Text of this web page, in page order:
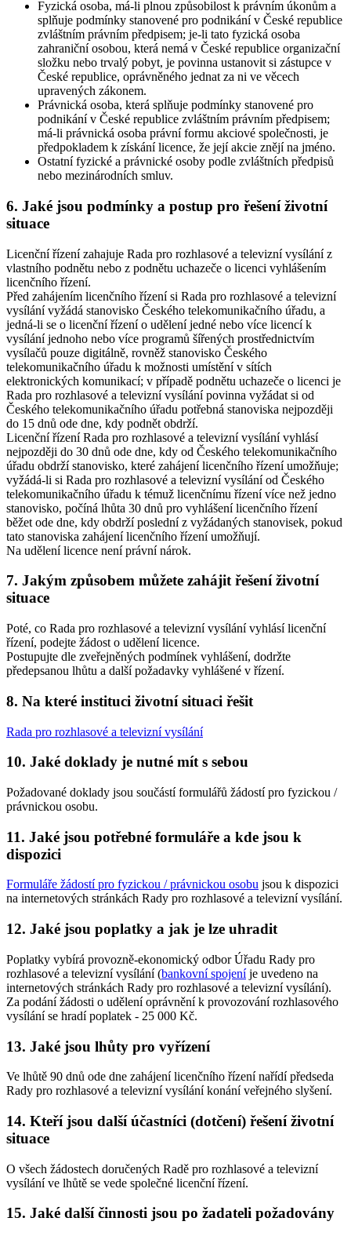
Fyzická osoba, má-li plnou způsobilost k právním úkonům a
splňuje podmínky stanovené pro podnikání v České republice
zvláštním právním předpisem; je-li tato fyzická osoba
zahraniční osobou, která nemá v České republice organizační
složku nebo trvalý pobyt, je povinna ustanovit si zástupce v
České republice, oprávněného jednat za ni ve věcech
upravených zákonem.
Právnická osoba, která splňuje podmínky stanovené pro
podnikání v České republice zvláštním právním předpisem;
má-li právnická osoba právní formu akciové společnosti, je
předpokladem k získání licence, že její akcie znějí na jméno.
Ostatní fyzické a právnické osoby podle zvláštních předpisů
nebo mezinárodních smluv.
6. Jaké jsou podmínky a postup pro řešení životní
situace
Licenční řízení zahajuje Rada pro rozhlasové a televizní vysílání z
vlastního podnětu nebo z podnětu uchazeče o licenci vyhlášením
licenčního řízení.
Před zahájením licenčního řízení si Rada pro rozhlasové a televizní
vysílání vyžádá stanovisko Českého telekomunikačního úřadu, a
jedná-li se o licenční řízení o udělení jedné nebo více licencí k
vysílání jednoho nebo více programů šířených prostřednictvím
vysílačů pouze digitálně, rovněž stanovisko Českého
telekomunikačního úřadu k možnosti umístění v sítích
elektronických komunikací; v případě podnětu uchazeče o licenci je
Rada pro rozhlasové a televizní vysílání povinna vyžádat si od
Českého telekomunikačního úřadu potřebná stanoviska nejpozději
do 15 dnů ode dne, kdy podnět obdrží.
Licenční řízení Rada pro rozhlasové a televizní vysílání vyhlásí
nejpozději do 30 dnů ode dne, kdy od Českého telekomunikačního
úřadu obdrží stanovisko, které zahájení licenčního řízení umožňuje;
vyžádá-li si Rada pro rozhlasové a televizní vysílání od Českého
telekomunikačního úřadu k témuž licenčnímu řízení více než jedno
stanovisko, počíná lhůta 30 dnů pro vyhlášení licenčního řízení
běžet ode dne, kdy obdrží poslední z vyžádaných stanovisek, pokud
tato stanoviska zahájení licenčního řízení umožňují.
Na udělení licence není právní nárok.
7. Jakým způsobem můžete zahájit řešení životní
situace
Poté, co Rada pro rozhlasové a televizní vysílání vyhlásí licenční
řízení, podejte žádost o udělení licence.
Postupujte dle zveřejněných podmínek vyhlášení, dodržte
předepsanou lhůtu a další požadavky vyhlášené v řízení.
8. Na které instituci životní situaci řešit
Rada pro rozhlasové a televizní vysílání
10. Jaké doklady je nutné mít s sebou
Požadované doklady jsou součástí formulářů žádostí pro fyzickou /
právnickou osobu.
11. Jaké jsou potřebné formuláře a kde jsou k
dispozici
Formuláře žádostí pro fyzickou / právnickou osobu jsou k dispozici
na internetových stránkách Rady pro rozhlasové a televizní vysílání.
12. Jaké jsou poplatky a jak je lze uhradit
Poplatky vybírá provozně-ekonomický odbor Úřadu Rady pro
rozhlasové a televizní vysílání (bankovní spojeníje uvedeno na
internetových stránkách Rady pro rozhlasové a televizní vysílání).
Za podání žádosti o udělení oprávnění k provozování rozhlasového
vysílání se hradí poplatek - 25 000 Kč.
13. Jaké jsou lhůty pro vyřízení
Ve lhůtě 90 dnů ode dne zahájení licenčního řízení nařídí předseda
Rady pro rozhlasové a televizní vysílání konání veřejného slyšení.
14. Kteří jsou další účastníci (dotčení) řešení životní
situace
O všech žádostech doručených Radě pro rozhlasové a televizní
vysílání ve lhůtě se vede společné licenční řízení.
15. Jaké další činnosti jsou po žadateli požadovány